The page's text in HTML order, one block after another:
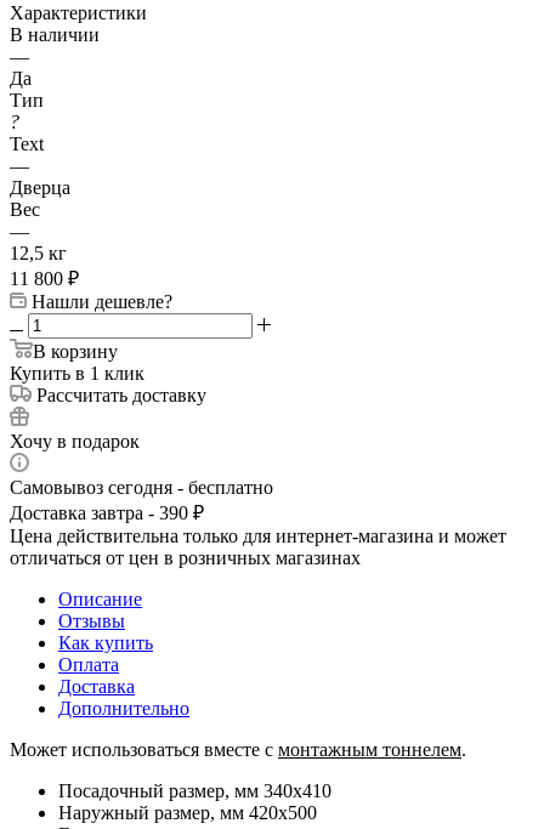
Характеристики
В наличии
—
Да
Тип
?
Text
—
Дверца
Вес
—
12,5 кг
11 800 ₽
Нашли дешевле?
В корзину
Купить в 1 клик
Рассчитать доставку
Хочу в подарок
Самовывоз сегодня - бесплатно
Доставка завтра - 390 ₽
Цена действительна только для интернет-магазина и может
отличаться от цен в розничных магазинах
Описание
Отзывы
Как купить
Оплата
Доставка
Дополнительно
Может использоваться вместе с монтажным тоннелем.
Посадочный размер, мм 340х410
Наружный размер, мм 420х500